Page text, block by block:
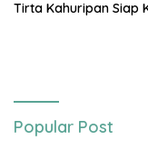
Tirta Kahuripan Siap
Popular Post